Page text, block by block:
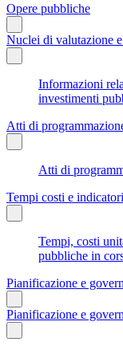
Opere pubbliche
Nuclei di valutazione
Informazioni
investimenti
Atti di
Atti di
Tempi costi e
Tempi, costi
pubbliche in
Pianificazione e
Pianificazione e